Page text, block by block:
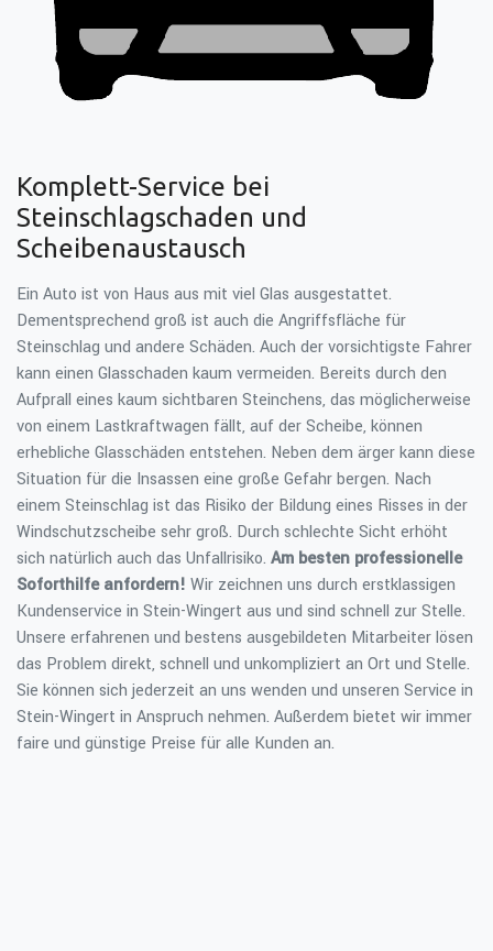
Komplett-Service bei
Steinschlagschaden und
Scheibenaustausch
Ein Auto ist von Haus aus mit viel Glas ausgestattet.
Dementsprechend groß ist auch die Angriffsfläche für
Steinschlag und andere Schäden. Auch der vorsichtigste Fahrer
kann einen Glasschaden kaum vermeiden. Bereits durch den
Aufprall eines kaum sichtbaren Steinchens, das möglicherweise
von einem Lastkraftwagen fällt, auf der Scheibe, können
erhebliche Glasschäden entstehen. Neben dem ärger kann diese
Situation für die Insassen eine große Gefahr bergen. Nach
einem Steinschlag ist das Risiko der Bildung eines Risses in der
Windschutzscheibe sehr groß. Durch schlechte Sicht erhöht
sich natürlich auch das Unfallrisiko. Am besten professionelle
Soforthilfe anfordern! Wir zeichnen uns durch erstklassigen
Kundenservice in Stein-Wingert aus und sind schnell zur Stelle.
Unsere erfahrenen und bestens ausgebildeten Mitarbeiter lösen
das Problem direkt, schnell und unkompliziert an Ort und Stelle.
Sie können sich jederzeit an uns wenden und unseren Service in
Stein-Wingert in Anspruch nehmen. Außerdem bietet wir immer
faire und günstige Preise für alle Kunden an.